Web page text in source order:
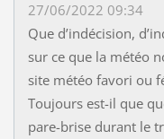
27/06/2022 09:34
Que d’indécision,
sur ce que la météo
site météo favori ou
Toujours est-il que
pare-brise durant le